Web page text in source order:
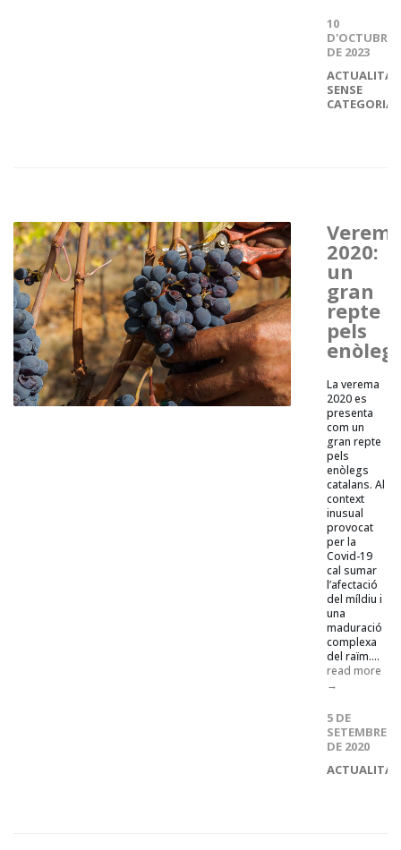
10
D'OCTUBRE
DE 2023
ACTUALITAT
SENSE
CATEGORIA
2020:
un
gran
repte
pels
La verema
2020 es
presenta
com un
gran repte
pels
enòlegs
catalans. Al
context
inusual
provocat
per la
Covid-19
cal sumar
l’afectació
del míldiu i
una
maduració
complexa
del raïm....
read more
→
5 DE
SETEMBRE
DE 2020
ACTUALITAT